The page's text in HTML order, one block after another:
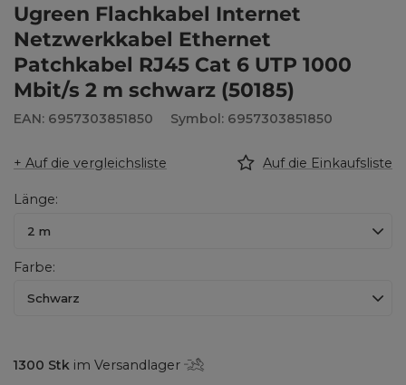
Ugreen Flachkabel Internet
Netzwerkkabel Ethernet
Patchkabel RJ45 Cat 6 UTP 1000
Mbit/s 2 m schwarz (50185)
EAN: 6957303851850 Symbol: 6957303851850
+ Auf die vergleichsliste Auf die Einkaufsliste
Länge
2 m
Farbe
Schwarz
1300 Stk im Versandlager